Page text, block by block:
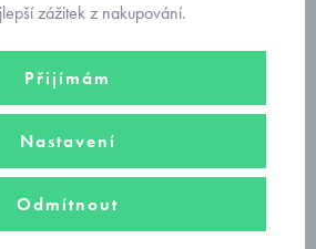
zážitek z nakupování.
Přijímám
Nastavení
Odmítnout